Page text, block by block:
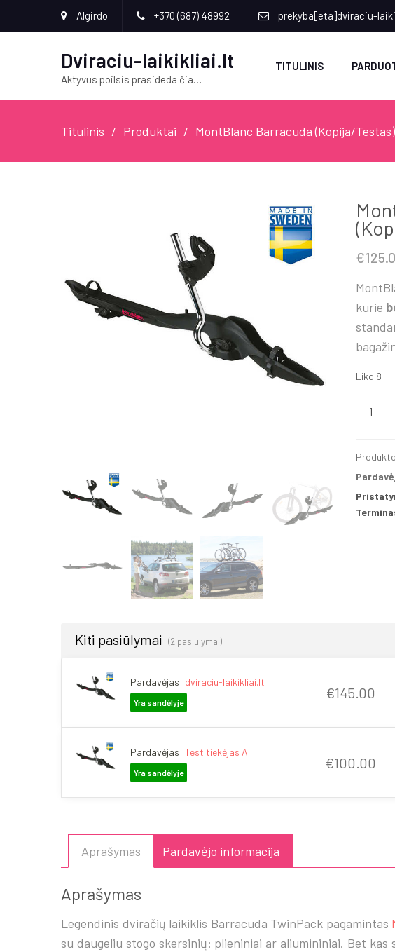
Algirdo +370 (687) 48992 prekyba[eta]dviraciu-
Dviraciu-laikikliai.lt
Aktyvus poilsis prasideda čia…
TITULINIS
Titulinis Produktai MontBlanc Barracuda (Kopija/Testas)
€
kurie
Liko 8
produkto
kiekis:
(Kopija/
Kiti pasiūlymai (2 pasiūlymai)
Pardavėjas: dviraciu-laikikliai.lt
Yra sandėlyje
€145.00
Pardavėjas: Test tiekėjas A
Yra sandėlyje
€100.00
Aprašymas Pardavėjo informacija
Aprašymas
Legendinis dviračių laikiklis Barracuda TwinPack pagamintas
su daugeliu stogo skersinių: plieniniai ar aliumininiai. Bet